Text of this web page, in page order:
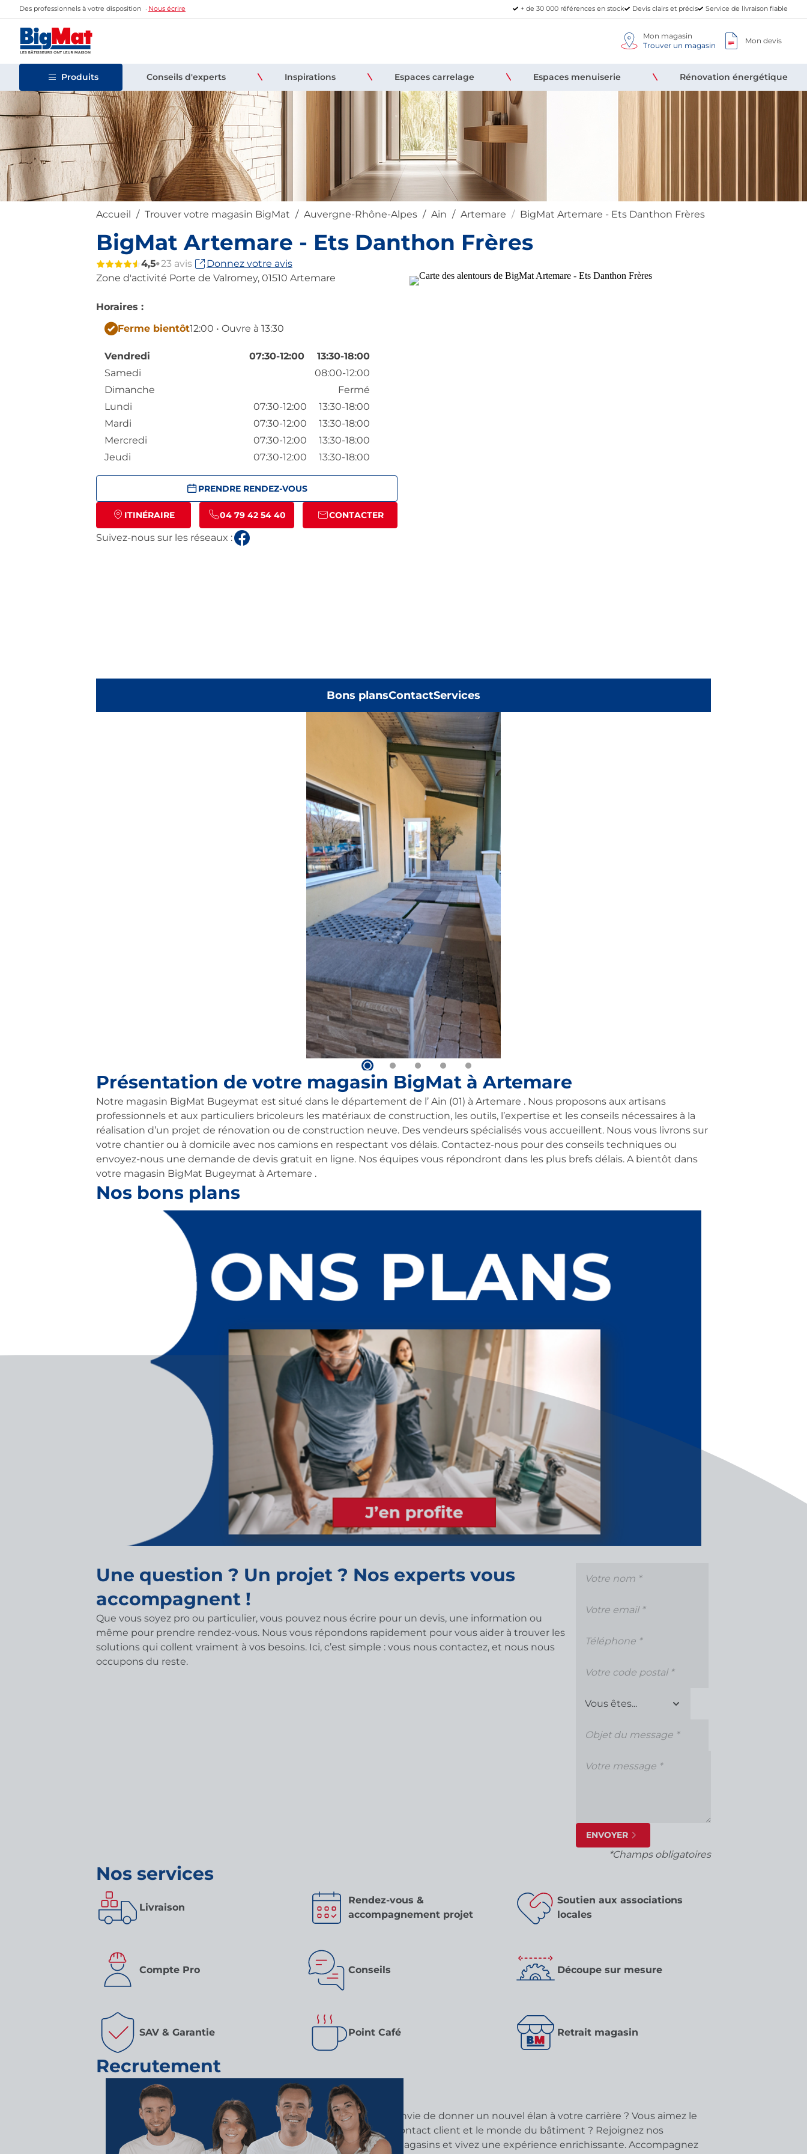
Des professionnels à votre disposition Nous écrire + de 30 000 références en stock Devis clairs et précis Service de livraison fiable
Mon magasin
Trouver un magasin
Mon devis
Produits Conseils d'experts Inspirations Espaces carrelage Espaces menuiserie Rénovation énergétique
Accueil Trouver votre magasin BigMat Auvergne-Rhône-Alpes Ain Artemare BigMat Artemare - Ets Danthon Frères
BigMat Artemare - Ets Danthon Frères
4,5 23 avis
Donnez votre avis
Zone d'activité Porte de Valromey, 01510 Artemare
Horaires :
Ferme bientôt12:00 • Ouvre à 13:30
Vendredi 07:30-12:00
13:30-18:00
Samedi
08:00-12:00
Dimanche
Fermé
Lundi
07:30-12:00
13:30-18:00
Mardi
07:30-12:00
13:30-18:00
Mercredi
07:30-12:00
13:30-18:00
Jeudi
07:30-12:00 13:30-18:00
PRENDRE RENDEZ-VOUS
ITINÉRAIRE 04 79 42 54 40 CONTACTER
Suivez-nous sur les réseaux :
Bons plansContactServices
Présentation de votre magasin BigMat à Artemare
Notre magasin BigMat Bugeymat est situé dans le département de l’ Ain (01) à Artemare . Nous proposons aux artisans
professionnels et aux particuliers bricoleurs les matériaux de construction, les outils, l’expertise et les conseils nécessaires à la
réalisation d’un projet de rénovation ou de construction neuve. Des vendeurs spécialisés vous accueillent. Nous vous livrons sur
votre chantier ou à domicile avec nos camions en respectant vos délais. Contactez-nous pour des conseils techniques ou
envoyez-nous une demande de devis gratuit en ligne. Nos équipes vous répondront dans les plus brefs délais. A bientôt dans
votre magasin BigMat Bugeymat à Artemare .
Nos bons plans
Une question ? Un projet ? Nos experts vous
accompagnent !
Que vous soyez pro ou particulier, vous pouvez nous écrire pour un devis, une information ou
même pour prendre rendez-vous. Nous vous répondons rapidement pour vous aider à trouver les
solutions qui collent vraiment à vos besoins. Ici, c’est simple : vous nous contactez, et nous nous
occupons du reste.
ENVOYER
*Champs obligatoires
Nos services
Livraison
Rendez-vous &
accompagnement projet
Soutien aux associations
locales
Compte Pro Conseils Découpe sur mesure
SAV & Garantie Point Café Retrait magasin
Recrutement
Envie de donner un nouvel élan à votre carrière ? Vous aimez le
contact client et le monde du bâtiment ? Rejoignez nos
magasins et vivez une expérience enrichissante. Accompagnez